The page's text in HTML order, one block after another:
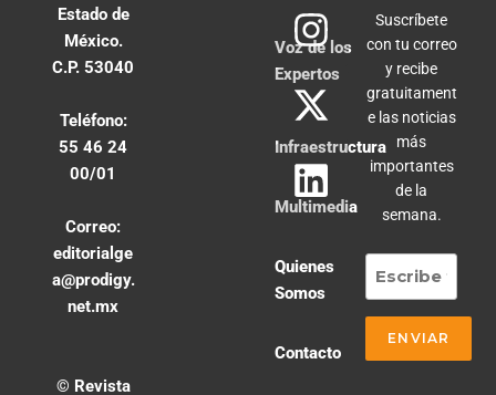
Estado de
México.
C.P. 53040
Teléfono:
55 46 24
00/01
Correo:
editorialge
a@prodigy.
net.mx
© Revista
Voz de los
Expertos
Infraestructura
Multimedia
Quienes
Somos
Contacto
Suscríbete
con tu correo
y recibe
gratuitament
e las noticias
más
importantes
de la
semana.